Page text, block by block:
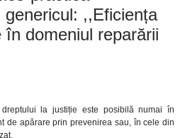
,,Eficiența
în domeniul reparării
dreptului la justiție este posibilă numai în
de apărare prin prevenirea sau, în cele din